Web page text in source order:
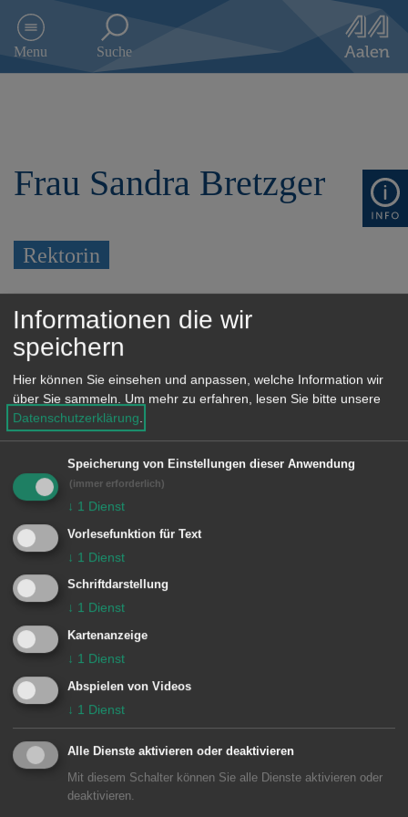
e
m
n
g
n
Menu Suche
Frau Sandra Bretzger
Rektorin
Anschrift
Kappelbergstraße 32
73433 Aalen-Hofen
Telefon: 07361 9771-70
Fax: 07361 9771-80
E-Mail:
poststelle@04125374.schule.bwl.de
Einrichtung
Kappelbergschule Hofen
Unsere Anschrift
Informationen die wir
speichern
Hier können Sie einsehen und anpassen, welche Information wir
über Sie sammeln.
Um mehr zu erfahren, lesen Sie bitte unsere
Datenschutzerklärung
Speicherung von Einstellungen dieser Anwendung
(immer erforderlich)
↓ 1 Dienst
Vorlesefunktion für Text
↓ 1 Dienst
Schriftdarstellung
↓ 1 Dienst
Kartenanzeige
↓ 1 Dienst
Abspielen von Videos
↓ 1 Dienst
Alle Dienste aktivieren oder deaktivieren
Mit diesem Schalter können Sie alle Dienste aktivieren oder
deaktivieren.